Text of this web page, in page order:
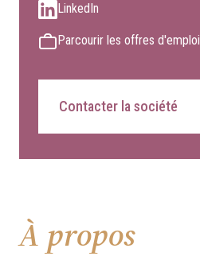
LinkedIn
Parcourir les offres d'emploi
Contacter la société
À propos